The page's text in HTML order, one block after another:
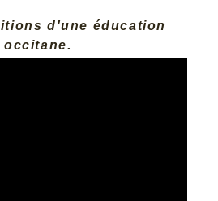
d'une éducation